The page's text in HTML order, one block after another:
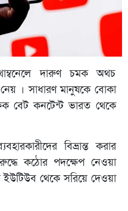
দারুণ চমক অথচ
। সাধারণ মানুষকে বোকা
বেট কনটেন্ট ভারত থেকে
বিভ্রান্ত করার
কঠোর পদক্ষেপ নেওয়া
থেকে সরিয়ে দেওয়া